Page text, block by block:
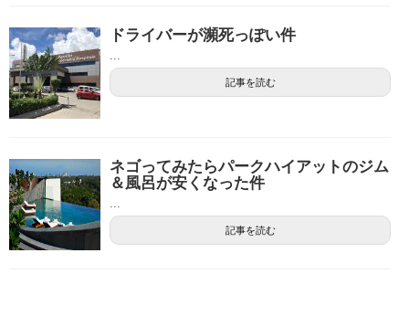
ドライバーが瀕死っぽい件
...
記事を読む
ネゴってみたらパークハイアットのジム
＆風呂が安くなった件
...
記事を読む